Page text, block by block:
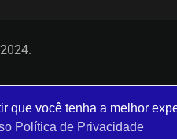
que você tenha a melhor
Política de Privacidade